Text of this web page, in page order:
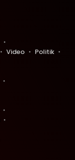
Video
Politik